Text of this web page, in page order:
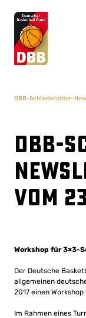
DBB-Schiedsrichter-
DBB-
vom
Workshop für 3×3-
Der Deutsche
allgemeinen
2017 einen
Im Rahmen eines